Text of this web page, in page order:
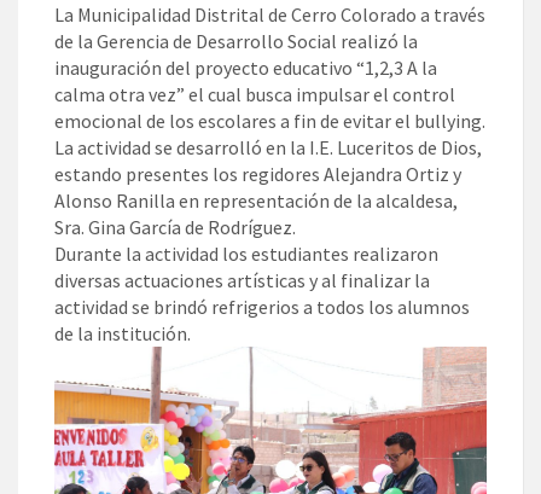
La Municipalidad Distrital de Cerro Colorado a través
de la Gerencia de Desarrollo Social realizó la
inauguración del proyecto educativo “1,2,3 A la
calma otra vez” el cual busca impulsar el control
emocional de los escolares a fin de evitar el bullying.
La actividad se desarrolló en la I.E. Luceritos de Dios,
estando presentes los regidores Alejandra Ortiz y
Alonso Ranilla en representación de la alcaldesa,
Sra. Gina García de Rodríguez.
Durante la actividad los estudiantes realizaron
diversas actuaciones artísticas y al finalizar la
actividad se brindó refrigerios a todos los alumnos
de la institución.